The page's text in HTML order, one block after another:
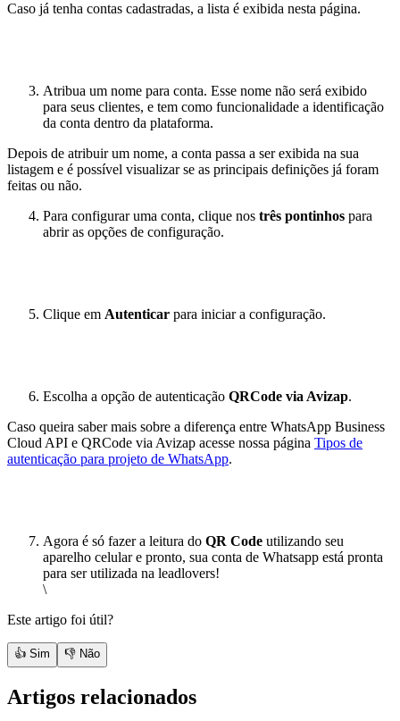
Caso já tenha contas cadastradas, a lista é exibida nesta página.
Atribua um nome para conta. Esse nome não será exibido
para seus clientes, e tem como funcionalidade a identificação
da conta dentro da plataforma.
Depois de atribuir um nome, a conta passa a ser exibida na sua
listagem e é possível visualizar se as principais definições já foram
feitas ou não.
Para configurar uma conta, clique nos três pontinhos para
abrir as opções de configuração.
Clique em Autenticar para iniciar a configuração.
Escolha a opção de autenticação QRCode via Avizap.
Caso queira saber mais sobre a diferença entre WhatsApp Business
Cloud API e QRCode via Avizap acesse nossa página Tipos de
autenticação para projeto de WhatsApp.
Agora é só fazer a leitura do QR Code utilizando seu
aparelho celular e pronto, sua conta de Whatsapp está pronta
para ser utilizada na leadlovers!
\
Este artigo foi útil?
👍 Sim 👎 Não
Artigos relacionados